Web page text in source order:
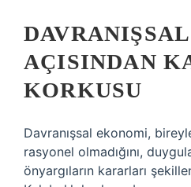
AÇISINDAN
KORKUSU
Davranışsal ekonomi,
rasyonel olmadığını,
önyargıların kararları